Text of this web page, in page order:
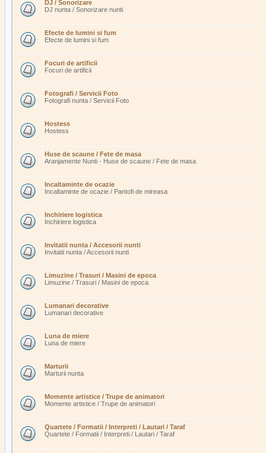
DJ / Sonorizare
DJ nunta / Sonorizare nunti
Efecte de lumini si fum
Efecte de lumini si fum
Focuri de artificii
Focuri de artificii
Fotografi / Servicii Foto
Fotografi nunta / Servicii Foto
Hostess
Hostess
Huse de scaune / Fete de masa
Aranjamente Nunti - Huse de scaune / Fete de masa
Incaltaminte de ocazie
Incaltaminte de ocazie / Pantofi de mireasa
Inchiriere logistica
Inchiriere logistica
Invitatii nunta / Accesorii nunti
Invitatii nunta / Accesorii nunti
Limuzine / Trasuri / Masini de epoca
Limuzine / Trasuri / Masini de epoca
Lumanari decorative
Lumanari decorative
Luna de miere
Luna de miere
Marturii
Marturii nunta
Momente artistice / Trupe de animatori
Momente artistice / Trupe de animatori
Quartete / Formatii / Interpreti / Lautari / Taraf
Quartete / Formatii / Interpreti / Lautari / Taraf